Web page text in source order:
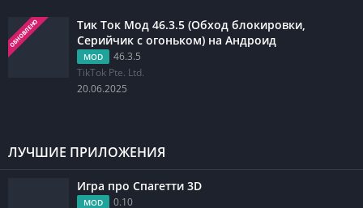
ОБНОВЛЕНО
Тик Ток Мод 46.3.5 (Обход блокировки,
Серийчик с огоньком) на Андроид
MOD
46.3.5
TikTok Pte. Ltd.
20.06.2025
ЛУЧШИЕ ПРИЛОЖЕНИЯ
Игра про Спагетти 3D
MOD
0.10